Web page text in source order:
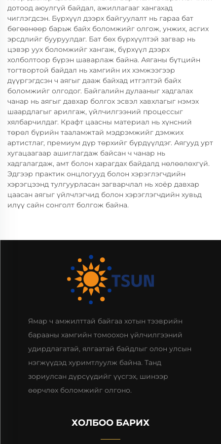
дотоод аюулгүй байдал, ажиллагааг хангахад
чиглэгдсэн. Бүрхүүл дээрх байгуулалт нь гараа бат
бөгөөнөөр барьж байх боломжийг олгож, унжих, асгих
эрсдлийг бууруулдаг. Бат бөх бүрхүүлтэй загвар нь
цэвэр уух боломжийг хангаж, бүрхүүл дээрх
холболтоор бүрэн шаварлаж байна. Аяганы бүтцийн
тогтвортой байдал нь хамгийн их хэмжээгээр
дүүргэгдсэн ч аягыг дааж байхад итгэлтэй байх
боломжийг олгодог. Байгалийн дулааныг хадгалах
чанар нь аягыг давхар болгох эсвэл хавхлагыг нэмэх
шаардлагыг арилгаж, үйлчилгээний процессыг
хялбарчилдаг. Крафт цаасны материал нь хүнсний
төрөл бүрийн тааламжтай мэдрэмжийг дэмжих
артистлаг, премиум дүр төрхийг бүрдүүлдэг. Аягууд урт
хугацаагаар ашиглагдаж байсан ч чанар нь
хадгалагдаж, амт болон харагдах байдалд нөлөөлөхгүй.
Эдгээр практик онцлогууд болон хэрэглэгчдийн
хэрэгцээнд тулгуурласан загварчлал нь хоёр давхар
цаасан аягыг үйлчлэгчид болон хэрэглэгчдийн хувьд
илүү сайн сонголт болгож байна.
Ямар ч амжилттай байгаа хотын тээврийн
барааны хамгийн томоохон үйлчилгээний
удирдлагатай, ялгаатай байдлыг олон улсын
нэгжүүдэд хуримтлуулж байна. Танд
зориулсан дүрсүүдийг үүсгэх, шинээр
өөрчлөх боломжийг олгоно.
ХОЛБОО БАРИХ